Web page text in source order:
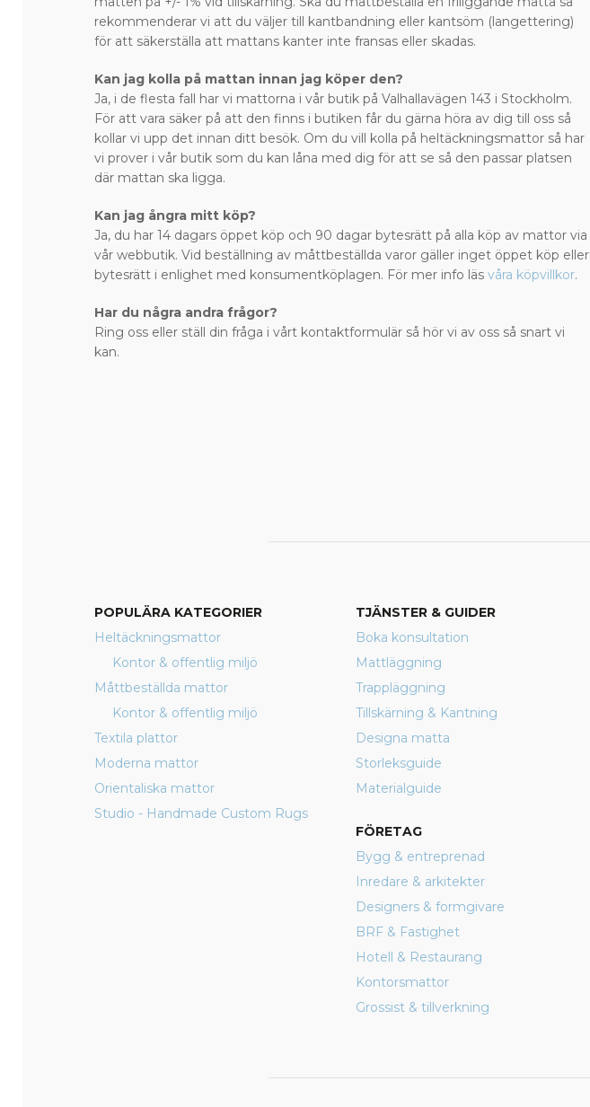
rekommenderar vi att du väljer till kantbandning eller kantsöm (langettering)
för att säkerställa att mattans kanter inte fransas eller skadas.
Kan jag kolla på mattan innan jag köper den?
Ja, i de flesta fall har vi mattorna i vår butik på Valhallavägen 143 i Stockholm.
För att vara säker på att den finns i butiken får du gärna höra av dig till oss så
kollar vi upp det innan ditt besök. Om du vill kolla på heltäckningsmattor så har
vi prover i vår butik som du kan låna med dig för att se så den passar platsen
där mattan ska ligga.
Kan jag ångra mitt köp?
Ja, du har 14 dagars öppet köp och 90 dagar bytesrätt på alla köp av mattor via
vår webbutik. Vid beställning av måttbeställda varor gäller inget öppet köp eller
bytesrätt i enlighet med konsumentköplagen. För mer info läs våra köpvillkor.
Har du några andra frågor?
Ring oss eller ställ din fråga i vårt kontaktformulär så hör vi av oss så snart vi
kan.
POPULÄRA KATEGORIER
Heltäckningsmattor
Kontor & offentlig miljö
Måttbeställda mattor
Kontor & offentlig miljö
Textila plattor
Moderna mattor
Orientaliska mattor
Studio - Handmade Custom Rugs
TJÄNSTER & GUIDER
Boka konsultation
Mattläggning
Trappläggning
Tillskärning & Kantning
Designa matta
Storleksguide
Materialguide
FÖRETAG
Bygg & entreprenad
Inredare & arkitekter
Designers & formgivare
BRF & Fastighet
Hotell & Restaurang
Kontorsmattor
Grossist & tillverkning